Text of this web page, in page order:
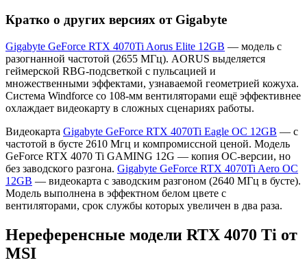
Кратко о других версиях от Gigabyte
Gigabyte GeForce RTX 4070Ti Aorus Elite 12GB — модель с
разогнанной частотой (2655 МГц). AORUS выделяется
геймерской RBG-подсветкой с пульсацией и
множественными эффектами, узнаваемой геометрией кожуха.
Система Windforce со 108-мм вентиляторами ещё эффективнее
охлаждает видеокарту в сложных сценариях работы.
Видеокарта Gigabyte GeForce RTX 4070Ti Eagle OC 12GB — с
частотой в бусте 2610 Мгц и компромиссной ценой. Модель
GeForce RTX­ 4070 Ti GAMING 12G — копия OC-версии, но
без заводского разгона. Gigabyte GeForce RTX 4070Ti Aero OC
12GB — видеокарта с заводским разгоном (2640 МГц в бусте).
Модель выполнена в эффектном белом цвете с
вентиляторами, срок службы которых увеличен в два раза.
Нереференсные модели RTX 4070 Ti от
MSI